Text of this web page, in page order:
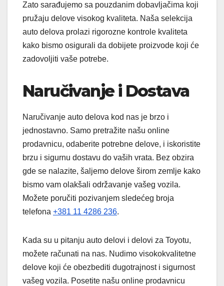
Zato sarađujemo sa pouzdanim dobavljačima koji
pružaju delove visokog kvaliteta. Naša selekcija
auto delova prolazi rigorozne kontrole kvaliteta
kako bismo osigurali da dobijete proizvode koji će
zadovoljiti vaše potrebe.
Naručivanje i Dostava
Naručivanje auto delova kod nas je brzo i
jednostavno. Samo pretražite našu online
prodavnicu, odaberite potrebne delove, i iskoristite
brzu i sigurnu dostavu do vaših vrata. Bez obzira
gde se nalazite, šaljemo delove širom zemlje kako
bismo vam olakšali održavanje vašeg vozila.
Možete poručiti pozivanjem sledećeg broja
telefona +381 11 4286 236.
Kada su u pitanju auto delovi i delovi za Toyotu,
možete računati na nas. Nudimo visokokvalitetne
delove koji će obezbediti dugotrajnost i sigurnost
vašeg vozila. Posetite našu online prodavnicu